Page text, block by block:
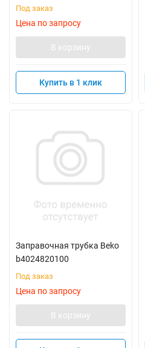
Под заказ
Цена по запросу
В корзину
Купить в 1 клик
Заправочная трубка Beko
b4024820100
Под заказ
Цена по запросу
В корзину